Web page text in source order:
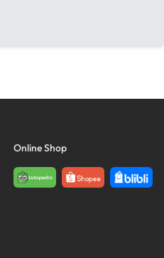
Online Shop